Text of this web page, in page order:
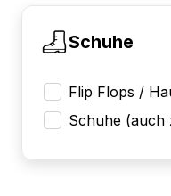
Schuhe
Flip Flops /
Schuhe (auch